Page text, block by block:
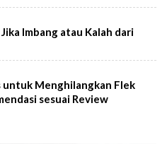
Imbang atau Kalah dari
untuk Menghilangkan Flek
sesuai Review